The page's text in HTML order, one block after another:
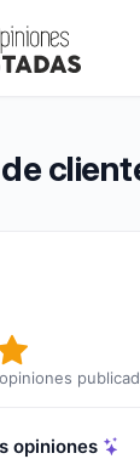
de 10
opiniones)
opiniones